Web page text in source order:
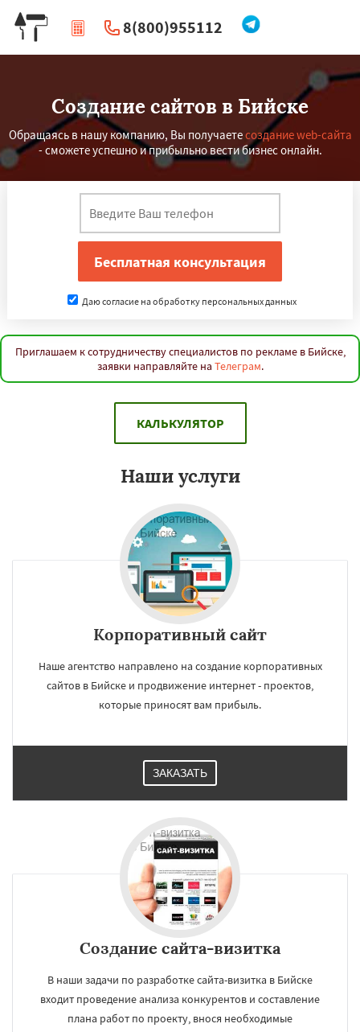
8(800)955112
| Перезвоните мне
Создание сайтов в Бийске
Обращаясь в нашу компанию, Вы получаетесоздание web-сайта
- сможете успешно и прибыльно вести бизнес онлайн.
Даю согласие на обработку персональных данных
Приглашаем к сотрудничеству специалистов по рекламе в Бийске,
заявки направляйте на Телеграм.
КАЛЬКУЛЯТОР
Наши услуги
Корпоративный сайт
Наше агентство направлено на создание корпоративных
сайтов в Бийске и продвижение интернет - проектов,
которые приносят вам прибыль.
ЗАКАЗАТЬ
Создание сайта-визитка
В наши задачи по разработке сайта-визитка в Бийске
входит проведение анализа конкурентов и составление
плана работ по проекту, внося необходимые